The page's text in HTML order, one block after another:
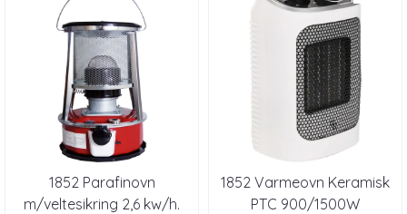
1852 Parafinovn
m/veltesikring 2,6 kw/h.
1852 Varmeovn Keramisk
PTC 900/1500W